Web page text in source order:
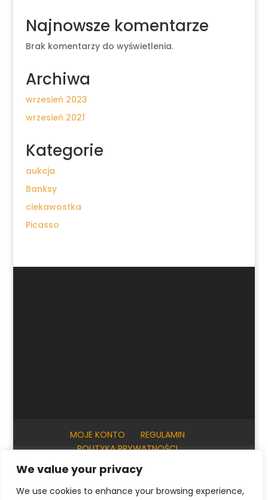
We value your privacy
We use cookies to enhance your browsing experience,
Najnowsze komentarze
Brak komentarzy do wyświetlenia.
Archiwa
wrzesień 2023
wrzesień 2021
Kategorie
aukcja
Banksy
ciekawostka
Picasso
MOJE KONTO
REGULAMIN
POLITYKA PRYWATNOŚCI
INFORMACJE PRAKTYCZNE